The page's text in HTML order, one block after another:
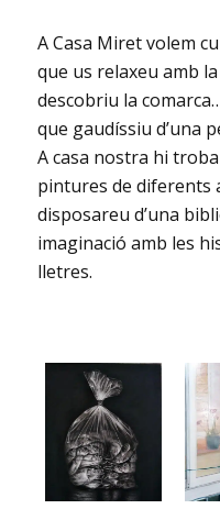
A Casa Miret volem
que us relaxeu amb
descobriu la
que gaudíssiu d’una
A casa nostra hi
pintures de diferents
disposareu d’una
imaginació amb les
lletres.